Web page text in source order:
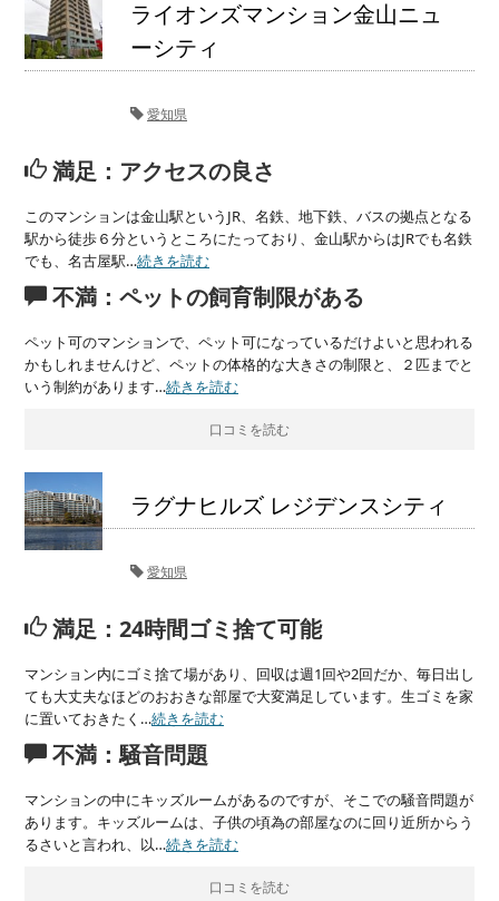
ライオンズマンション金山ニュ
ーシティ
愛知県
満足：アクセスの良さ
このマンションは金山駅というJR、名鉄、地下鉄、バスの拠点となる
駅から徒歩６分というところにたっており、金山駅からはJRでも名鉄
でも、名古屋駅…続きを読む
不満：ペットの飼育制限がある
ペット可のマンションで、ペット可になっているだけよいと思われる
かもしれませんけど、ペットの体格的な大きさの制限と、２匹までと
いう制約があります…続きを読む
口コミを読む
ラグナヒルズ レジデンスシティ
愛知県
満足：24時間ゴミ捨て可能
マンション内にゴミ捨て場があり、回収は週1回や2回だか、毎日出し
ても大丈夫なほどのおおきな部屋で大変満足しています。生ゴミを家
に置いておきたく…続きを読む
不満：騒音問題
マンションの中にキッズルームがあるのですが、そこでの騒音問題が
あります。キッズルームは、子供の頃為の部屋なのに回り近所からう
るさいと言われ、以…続きを読む
口コミを読む